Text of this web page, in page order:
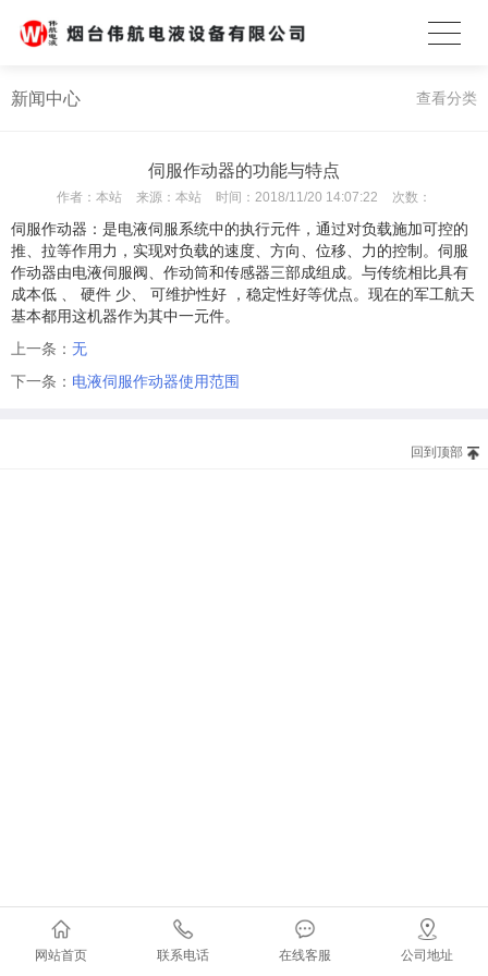
新闻中心 查看分类
伺服作动器的功能与特点
作者： 本站 来源： 本站 时间： 2018/11/20 14:07:22 次数：
伺服作动器 ：是电液伺服系统中的执行元件，通过对负载施加可控的
推、拉等作用力，实现对负载的速度、方向、位移、力的控制。伺服
作动器由电液伺服阀、作动筒和传感器三部成组成。与传统相比具有
成本低 、 硬件 少、 可维护性好 ，稳定性好等优点。现在的军工航天
基本都用这机器作为其中一元件。
上一条： 无
下一条： 电液伺服作动器使用范围
网站首页 联系电话 在线客服 公司地址
回到顶部